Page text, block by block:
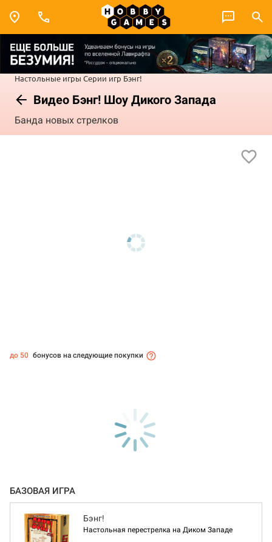
Настольные игры Серии игр Бэнг!
Видео Бэнг! Шоу Дикого Запада
Банда новых стрелков
до 50 бонусов на следующие покупки
БАЗОВАЯ ИГРА
Бэнг!
Настольная перестрелка на Диком Западе